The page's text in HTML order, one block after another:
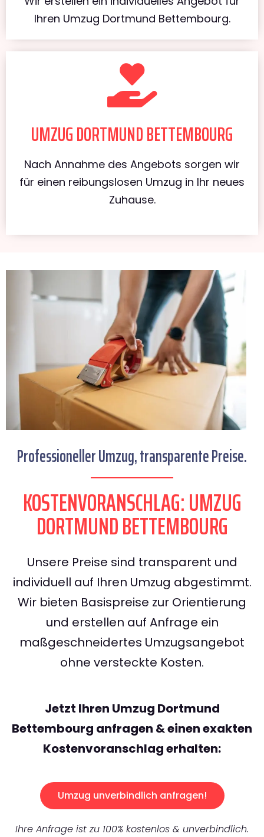
Ihren Umzug Dortmund Bettembourg.
UMZUG DORTMUND BETTEMBOURG
Nach Annahme des Angebots sorgen wir
für einen reibungslosen Umzug in Ihr neues
Zuhause.
Professioneller Umzug, transparente Preise.
KOSTENVORANSCHLAG: UMZUG
DORTMUND BETTEMBOURG
Unsere Preise sind transparent und
individuell auf Ihren Umzug abgestimmt.
Wir bieten Basispreise zur Orientierung
und erstellen auf Anfrage ein
maßgeschneidertes Umzugsangebot
ohne versteckte Kosten.
Jetzt Ihren Umzug Dortmund
Bettembourg anfragen & einen exakten
Kostenvoranschlag erhalten:
Umzug unverbindlich anfragen!
Ihre Anfrage ist zu 100% kostenlos & unverbindlich.